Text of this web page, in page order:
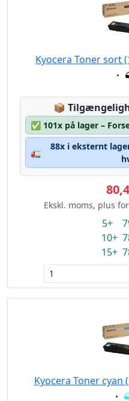
Kyocera Toner sort
📦 Lagerstatus:
✅ 101x på lager –
🚛
88x i eksternt
Ekskl. moms, plus
5+
10+
15+
Kyocera Toner cyan